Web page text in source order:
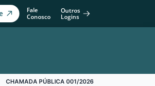
Fale
Conosco
Outros
Logins
CHAMADA PÚBLICA 001/2026